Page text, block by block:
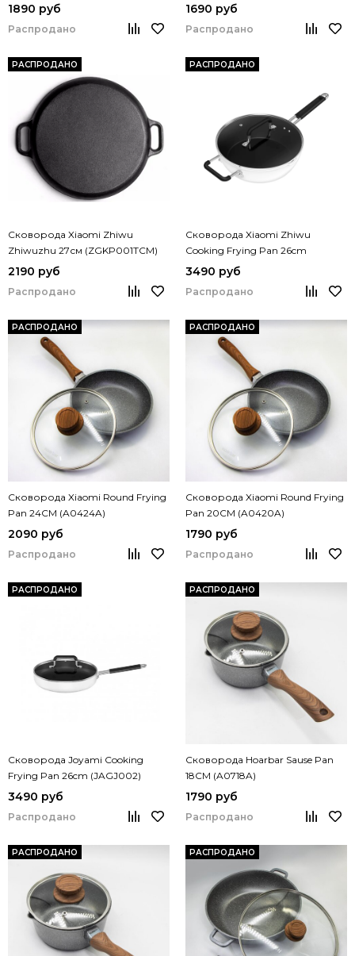
1890 руб
Распродано
1690 руб
Распродано
РАСПРОДАНО
Сковорода Xiaomi Zhiwu
Zhiwuzhu 27см (ZGKP001TCM)
2190 руб
Распродано
РАСПРОДАНО
Сковорода Xiaomi Zhiwu
Cooking Frying Pan 26cm
(GJC03CM)
3490 руб
Распродано
РАСПРОДАНО
Сковорода Xiaomi Round Frying
Pan 24CM (A0424A)
2090 руб
Распродано
РАСПРОДАНО
Сковорода Xiaomi Round Frying
Pan 20CM (A0420A)
1790 руб
Распродано
РАСПРОДАНО
Сковорода Joyami Cooking
Frying Pan 26cm (JAGJ002)
3490 руб
Распродано
РАСПРОДАНО
Сковорода Hoarbar Sause Pan
18CM (A0718A)
1790 руб
Распродано
РАСПРОДАНО РАСПРОДАНО